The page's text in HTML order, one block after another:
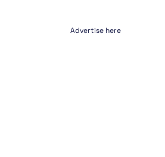
Advertise here